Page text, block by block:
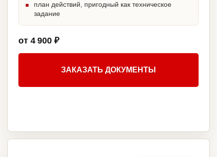
план действий, пригодный как техническое
задание
от 4 900 ₽
ЗАКАЗАТЬ ДОКУМЕНТЫ